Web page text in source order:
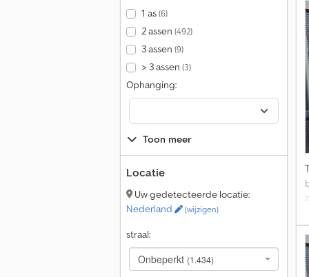
1 as(6)
2 assen (492)
3 assen (9)
> 3 assen (3)
Ophanging:
Toon meer
Locatie
Uw gedetecteerde locatie:
Nederland
(wijzigen)
straal:
Onbeperkt (1.434)